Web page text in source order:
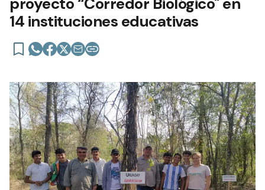
14 instituciones educativas